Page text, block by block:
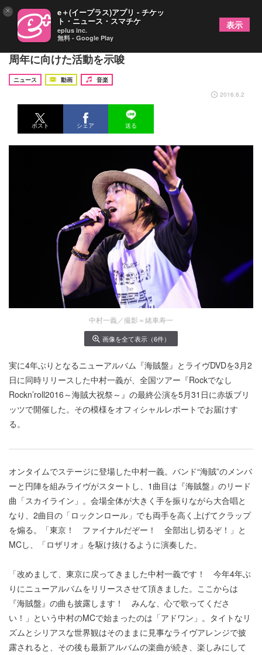
中村一義 4年ぶり新作を携えた全国ツアーに幕、20
周年に向けた活動を示唆
ニュース 動画
音楽
2016.6.2
ポスト シェア 送る
中村一義／撮影＝緒車寿一
画像を全て表示（6件）
実に4年ぶりとなるニューアルバム『海賊盤』とライヴDVDを3月2
日に同時リリースした中村一義が、全国ツアー『Rockでなし
Rockn’roll2016～海賊大祝祭～』の最終公演を5月31日に赤坂ブリ
ッツで開催した。その模様をオフィシャルレポートでお届けす
る。
オンタイムでステージに登場した中村一義。バンド“海賊”のメンバ
ーと円陣を組みライヴがスタートし、1曲目は『海賊盤』のリード
曲「スカイライン」。会場全体が大きく手を振りながら大合唱と
なり、2曲目の「ロックンロール」でも両手を高く上げてクラップ
を煽る。「東京！ ファイナルだぞー！ 全部出し切るぞ！」と
MCし、「ロザリオ」を駆け抜けるように演奏した。
「改めまして、東京に戻ってきました中村一義です！ 今年4年ぶ
りにニューアルバムをリリースさせて頂きました。ここからは
『海賊盤』の曲も披露します！ みんな、心で歌ってくださ
い！」という中村のMCで始まったのは「アドワン」。タイトなリ
ズムとシリアスな世界観はそのままに見事なライヴアレンジで披
露されると、その後も最新アルバムの楽曲が続き、楽しみにして
× e＋(イープラス)アプリ - チケッ
ト・ニュース・スマチケ
eplus inc.
無料 - Google Play
表示